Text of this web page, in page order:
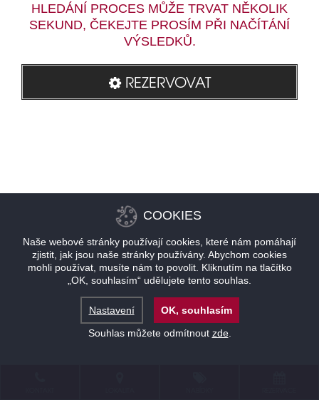
HLEDÁNÍ PROCES MŮŽE TRVAT NĚKOLIK
SEKUND, ČEKEJTE PROSÍM PŘI NAČÍTÁNÍ
VÝSLEDKŮ.
REZERVOVAT
COOKIES
Naše webové stránky používají cookies, které nám pomáhají
zjistit, jak jsou naše stránky používány. Abychom cookies
mohli používat, musíte nám to povolit. Kliknutím na tlačítko
„OK, souhlasím“ udělujete tento souhlas.
Nastavení
OK, souhlasím
Souhlas můžete odmítnout zde.